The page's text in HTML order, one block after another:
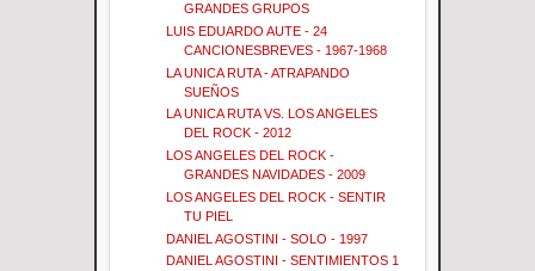
GRANDES GRUPOS
LUIS EDUARDO AUTE - 24
CANCIONESBREVES - 1967-1968
LA UNICA RUTA - ATRAPANDO
SUEÑOS
LA UNICA RUTA VS. LOS ANGELES
DEL ROCK - 2012
LOS ANGELES DEL ROCK -
GRANDES NAVIDADES - 2009
LOS ANGELES DEL ROCK - SENTIR
TU PIEL
DANIEL AGOSTINI - SOLO - 1997
DANIEL AGOSTINI - SENTIMIENTOS 1